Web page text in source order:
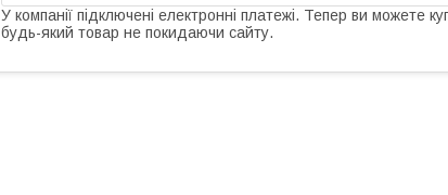
У компанії підключені електронні платежі. Тепер ви можете
будь-який товар не покидаючи сайту.